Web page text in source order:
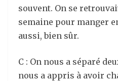
souvent. On se
semaine pour manger
aussi, bien sûr.
C : On nous a séparé
nous a appris à avoir